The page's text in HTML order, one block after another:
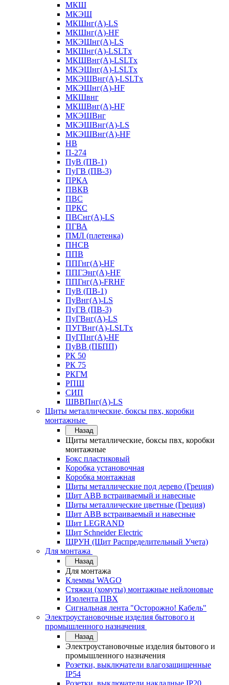
МКШ
МКЭШ
МКШнг(А)-LS
МКШнг(А)-HF
МКЭШнг(А)-LS
МКШнг(А)-LSLTx
МКШВнг(A)-LSLTx
МКЭШнг(А)-LSLTx
МКЭШВнг(A)-LSLTx
МКЭШнг(А)-HF
МКШвнг
МКШВнг(А)-HF
МКЭШВнг
МКЭШВнг(А)-LS
МКЭШВнг(А)-HF
НВ
П-274
ПуВ (ПВ-1)
ПуГВ (ПВ-3)
ПРКА
ПВКВ
ПВС
ПРКС
ПВСнг(А)-LS
ПГВА
ПМЛ (плетенка)
ПНСВ
ППВ
ППГнг(А)-HF
ППГЭнг(А)-HF
ППГнг(А)-FRHF
ПуВ (ПВ-1)
ПуВнг(А)-LS
ПуГВ (ПВ-3)
ПуГВнг(А)-LS
ПУГВнг(А)-LSLTx
ПуГПнг(А)-HF
ПуВВ (ПБПП)
РК 50
РК 75
РКГМ
РПШ
СИП
ШВВПнг(А)-LS
Щиты металлические, боксы пвх, коробки
монтажные
Назад
Щиты металлические, боксы пвх, коробки
монтажные
Бокс пластиковый
Коробка установочная
Коробка монтажная
Щиты металлические под дерево (Греция)
Щит ABB встраиваемый и навесные
Щиты металлические цветные (Греция)
Щит ABB встраиваемый и навесные
Щит LEGRAND
Щит Schneider Electric
ЩРУН (Щит Распределительный Учета)
Для монтажа
Назад
Для монтажа
Клеммы WAGO
Стяжки (хомуты) монтажные нейлоновые
Изолента ПВХ
Сигнальная лента "Осторожно! Кабель"
Электроустановочные изделия бытового и
промышленного назначения
Назад
Электроустановочные изделия бытового и
промышленного назначения
Розетки, выключатели влагозащищенные
IP54
Розетки, выключатели накладные IP20